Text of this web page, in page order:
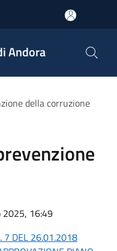
Andora
della corruzione
2025, 16:49
7 DEL 26.01.2018